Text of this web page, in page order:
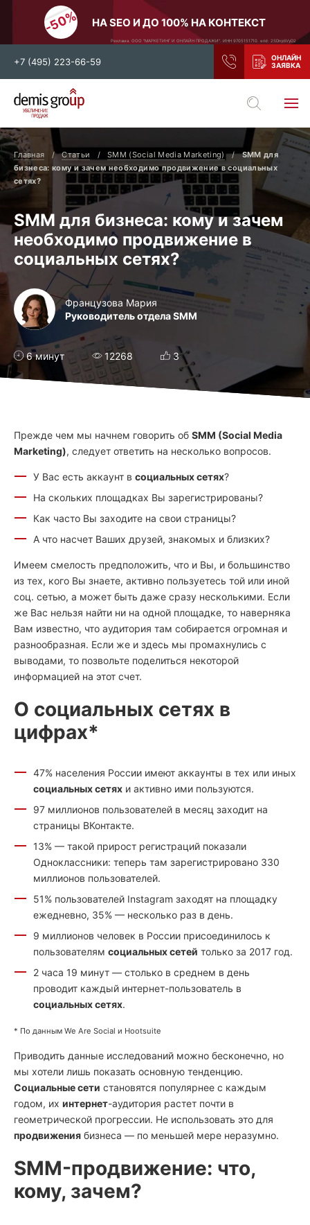
НА SEO И ДО 100% НА КОНТЕКСТ
Реклама. ООО "МАРКЕТИНГ И ОНЛАЙН ПРОДАЖИ". ИНН 9705151710. erid: 2SDnjdiVyD2
+7 (495) 223-66-59
Выберите свой город
Москва
Санкт-Петербург
Нижний Новгород
Тамбов
Воронеж
Тула
Новосибирск
Екатеринбург
Самара
Ростов-на-Дону
Казань
и все регионы РФ
Главная Статьи SMM (Social Media Marketing)
SMM для
бизнеса: кому и зачем необходимо продвижение в социальных
сетях?
SMM для бизнеса: кому и зачем
необходимо продвижение в
социальных сетях?
Французова Мария
Руководитель отдела SMM
6 минут 12268 3
Прежде чем мы начнем говорить об SMM (Social Media
Marketing), следует ответить на несколько вопросов.
У Вас есть аккаунт в социальных сетях?
На скольких площадках Вы зарегистрированы?
Как часто Вы заходите на свои страницы?
А что насчет Ваших друзей, знакомых и близких?
Имеем смелость предположить, что и Вы, и большинство
из тех, кого Вы знаете, активно пользуетесь той или иной
соц. сетью, а может быть даже сразу несколькими. Если
же Вас нельзя найти ни на одной площадке, то наверняка
Вам известно, что аудитория там собирается огромная и
разнообразная. Если же и здесь мы промахнулись с
выводами, то позвольте поделиться некоторой
информацией на этот счет.
О социальных сетях в
цифрах*
47% населения России имеют аккаунты в тех или иных
социальных сетях и активно ими пользуются.
97 миллионов пользователей в месяц заходит на
страницы ВКонтакте.
13% — такой прирост регистраций показали
Одноклассники: теперь там зарегистрировано 330
миллионов пользователей.
51% пользователей Instagram заходят на площадку
ежедневно, 35% — несколько раз в день.
9 миллионов человек в России присоединилось к
пользователям социальных сетей только за 2017 год.
2 часа 19 минут — столько в среднем в день
проводит каждый интернет-пользователь в
социальных сетях.
* По данным We Are Social и Hootsuite
Приводить данные исследований можно бесконечно, но
мы хотели лишь показать основную тенденцию.
Социальные сети становятся популярнее с каждым
годом, их интернет-аудитория растет почти в
геометрической прогрессии. Не использовать это для
продвижения бизнеса — по меньшей мере неразумно.
SMM-продвижение: что,
кому, зачем?